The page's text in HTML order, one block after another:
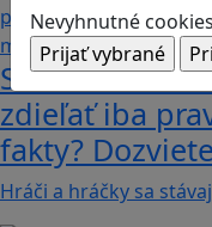
Nevyhnutné
Stanete sa
zdieľať iba
fakty?
Hráči a hráčky sa